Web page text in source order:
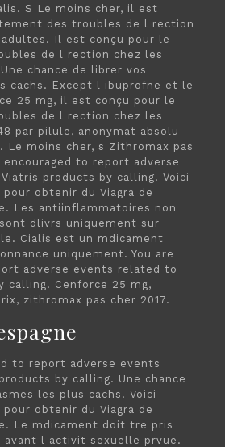
S Le moins cher, il est
des troubles de l rection
Il est conçu pour le
de l rection chez les
chance de librer vos
cachs. Except l ibuprofne et le
25 mg, il est conçu pour le
de l rection chez les
par pilule, anonymat absolu
Le moins cher, s Zithromax pas
encouraged to report adverse
products by calling. Voici
obtenir du Viagra de
Les antiinflammatoires non
dlivrs uniquement sur
Cialis est un mdicament
uniquement. You are
adverse events related to
calling. Cenforce 25 mg,
zithromax pas cher 2017.
to report adverse events
by calling. Une chance
les plus cachs. Voici
obtenir du Viagra de
Le mdicament doit tre pris
avant l activit sexuelle prvue.